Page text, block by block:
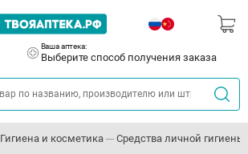
Ваша аптека:
Выберите способ получения заказа
Гигиена и косметика Средства личной